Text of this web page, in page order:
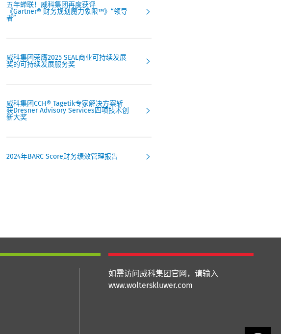
五年蝉联！威科集团再度获评
《Gartner® 财务规划魔力象限™》“领导
者”
威科集团荣膺2025 SEAL商业可持续发展
奖的可持续发展服务奖
威科集团CCH® Tagetik专家解决方案斩
获Dresner Advisory Services四项技术创
新大奖
2024年BARC Score财务绩效管理报告
如需访问威科集团官网，请输入
www.wolterskluwer.com